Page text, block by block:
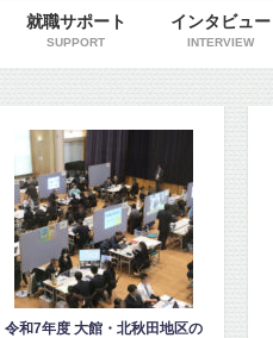
就職サポート
SUPPORT
インタビュー
INTERVIEW
「令和7年度高校生就職活動サ